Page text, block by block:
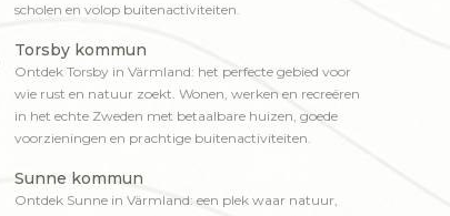
scholen en volop buitenactiviteiten.
Torsby kommun
Ontdek Torsby in Värmland: het perfecte gebied voor
wie rust en natuur zoekt. Wonen, werken en recreëren
in het echte Zweden met betaalbare huizen, goede
voorzieningen en prachtige buitenactiviteiten.
Sunne kommun
Ontdek Sunne in Värmland: een plek waar natuur,